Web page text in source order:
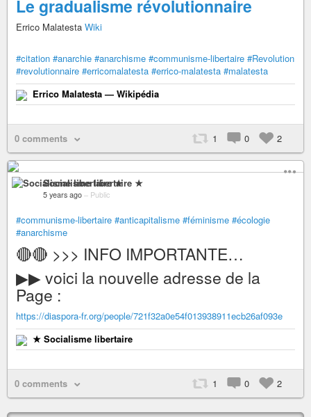
Le gradualisme révolutionnaire
Errico Malatesta Wiki
#citation #anarchie #anarchisme #communisme-libertaire #Revolution
#revolutionnaire #erricomalatesta #errico-malatesta #malatesta
Errico Malatesta — Wikipédia
0 comments 1 0 2
Socialisme libertaire ★
5 years ago – Public
#communisme-libertaire #anticapitalisme #féminisme #écologie
#anarchisme
🔴🔴 >>> INFO IMPORTANTE…
▶▶ voici la nouvelle adresse de la
Page :
https://diaspora-fr.org/people/721f32a0e54f013938911ecb26af093e
★ Socialisme libertaire
0 comments 1 0 2